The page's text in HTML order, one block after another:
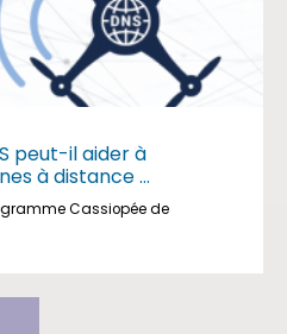
peut-il aider à
à distance ...
Cassiopée de